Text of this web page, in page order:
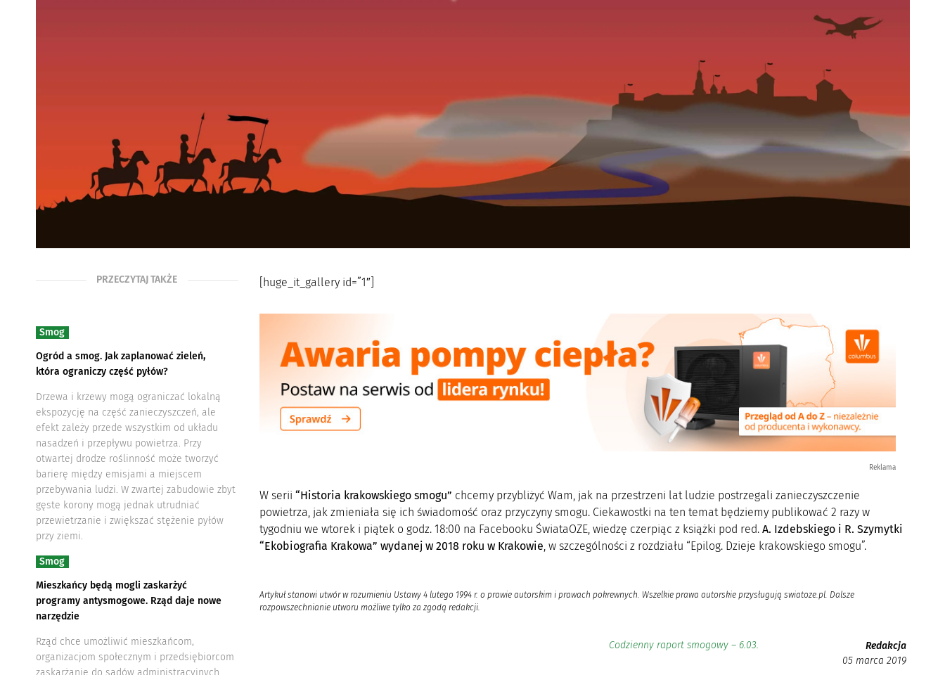
PRZECZYTAJ TAKŻE
Smog
Ogród a smog. Jak zaplanować zieleń,
która ograniczy część pyłów?
Drzewa i krzewy mogą ograniczać lokalną
ekspozycję na część zanieczyszczeń, ale
efekt zależy przede wszystkim od układu
nasadzeń i przepływu powietrza. Przy
otwartej drodze roślinność może tworzyć
barierę między emisjami a miejscem
przebywania ludzi. W zwartej zabudowie zbyt
gęste korony mogą jednak utrudniać
przewietrzanie i zwiększać stężenie pyłów
przy ziemi.
Smog
Mieszkańcy będą mogli zaskarżyć
programy antysmogowe. Rząd daje nowe
narzędzie
Rząd chce umożliwić mieszkańcom,
organizacjom społecznym i przedsiębiorcom
zaskarżanie do sądów administracyjnych
[huge_it_gallery id=”1″]
Reklama
W serii “Historia krakowskiego smogu” chcemy przybliżyć Wam, jak na przestrzeni lat ludzie postrzegali zanieczyszczenie
powietrza, jak zmieniała się ich świadomość oraz przyczyny smogu. Ciekawostki na ten temat będziemy publikować 2 razy w
tygodniu we wtorek i piątek o godz. 18:00 na Facebooku ŚwiataOZE, wiedzę czerpiąc z książki pod red. A. Izdebskiego i R. Szymytki
“Ekobiografia Krakowa” wydanej w 2018 roku w Krakowie , w szczególności z rozdziału “Epilog. Dzieje krakowskiego smogu”.
Artykuł stanowi utwór w rozumieniu Ustawy 4 lutego 1994 r. o prawie autorskim i prawach pokrewnych. Wszelkie prawa autorskie przysługują swiatoze.pl. Dalsze
rozpowszechnianie utworu możliwe tylko za zgodą redakcji.
Codzienny raport smogowy – 6.03.
Redakcja
05 marca 2019